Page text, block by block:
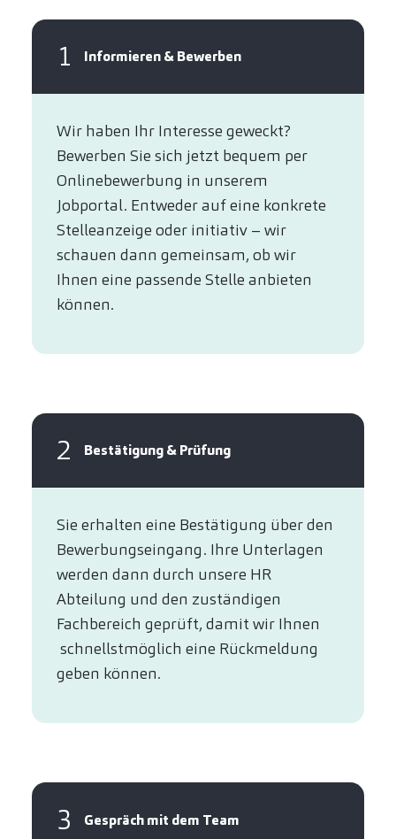
1 Informieren & Bewerben
Wir haben Ihr Interesse geweckt?​
Bewerben Sie sich jetzt bequem per
Online­bewerbung in unserem
Jobportal. Entweder auf eine konkrete
Stelleanzeige oder initiativ – wir
schauen dann gemeinsam, ob wir
Ihnen eine passende Stelle anbieten
können.​
2 Bestätigung & Prüfung
Sie erhalten eine Bestätigung über den
Bewerbungseingang. Ihre Unterlagen
werden dann durch unsere HR
Abteilung und den zuständigen
Fachbereich geprüft, damit wir Ihnen
schnellstmöglich eine Rückmeldung
geben können.
3 Gespräch mit dem Team